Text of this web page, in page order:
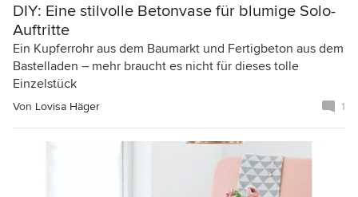
DIY: Eine stilvolle Betonvase für blumige Solo-
Auftritte
Ein Kupferrohr aus dem Baumarkt und Fertigbeton aus dem
Bastelladen – mehr braucht es nicht für dieses tolle
Einzelstück
Von Lovisa Häger 1